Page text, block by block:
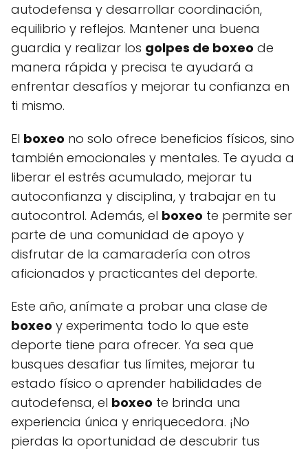
autodefensa y desarrollar coordinación,
equilibrio y reflejos. Mantener una buena
guardia y realizar los golpes de boxeo de
manera rápida y precisa te ayudará a
enfrentar desafíos y mejorar tu confianza en
ti mismo.
El boxeo no solo ofrece beneficios físicos, sino
también emocionales y mentales. Te ayuda a
liberar el estrés acumulado, mejorar tu
autoconfianza y disciplina, y trabajar en tu
autocontrol. Además, el boxeo te permite ser
parte de una comunidad de apoyo y
disfrutar de la camaradería con otros
aficionados y practicantes del deporte.
Este año, anímate a probar una clase de
boxeo y experimenta todo lo que este
deporte tiene para ofrecer. Ya sea que
busques desafiar tus límites, mejorar tu
estado físico o aprender habilidades de
autodefensa, el boxeo te brinda una
experiencia única y enriquecedora. ¡No
pierdas la oportunidad de descubrir tus